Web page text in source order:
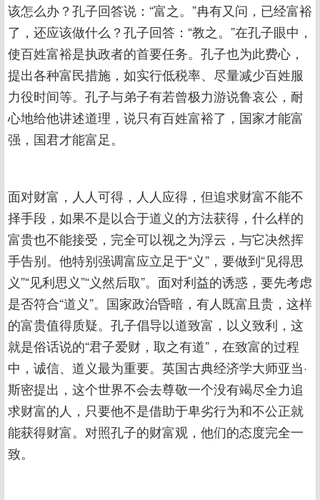
该怎么办？孔子回答说：“富之。”冉有又问，已经富裕
了，还应该做什么？孔子回答：“教之。”在孔子眼中，
使百姓富裕是执政者的首要任务。孔子也为此费心，
提出各种富民措施，如实行低税率、尽量减少百姓服
力役时间等。孔子与弟子有若曾极力游说鲁哀公，耐
心地给他讲述道理，说只有百姓富裕了，国家才能富
强，国君才能富足。
面对财富，人人可得，人人应得，但追求财富不能不
择手段，如果不是以合于道义的方法获得，什么样的
富贵也不能接受，完全可以视之为浮云，与它决然挥
手告别。他特别强调富应立足于“义”，要做到“见得思
义”“见利思义”“义然后取”。面对利益的诱惑，要先考虑
是否符合“道义”。国家政治昏暗，有人既富且贵，这样
的富贵值得质疑。孔子倡导以道致富，以义致利，这
就是俗话说的“君子爱财，取之有道”，在致富的过程
中，诚信、道义最为重要。英国古典经济学大师亚当·
斯密提出，这个世界不会去尊敬一个没有竭尽全力追
求财富的人，只要他不是借助于卑劣行为和不公正就
能获得财富。对照孔子的财富观，他们的态度完全一
致。